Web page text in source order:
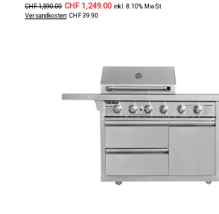
CHF 1,590.00 CHF 1,249.00 inkl. 8.10% MwSt
Versandkosten: CHF 39.90